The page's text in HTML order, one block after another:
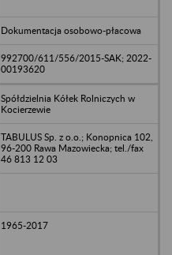
Dokumentacja osobowo-płacowa
992700/611/556/2015-SAK; 2022-
00193620
Spółdzielnia Kółek Rolniczych w
Kocierzewie
TABULUS Sp. z o.o.; Konopnica 102,
96-200 Rawa Mazowiecka; tel./fax
46 813 12 03
1965-2017